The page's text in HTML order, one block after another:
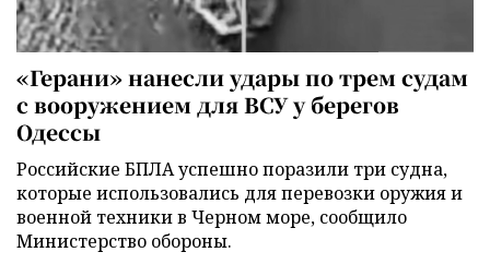
«Герани» нанесли удары по трем судам
с вооружением для ВСУ у берегов
Одессы
Российские БПЛА успешно поразили три судна,
которые использовались для перевозки оружия и
военной техники в Черном море, сообщило
Министерство обороны.